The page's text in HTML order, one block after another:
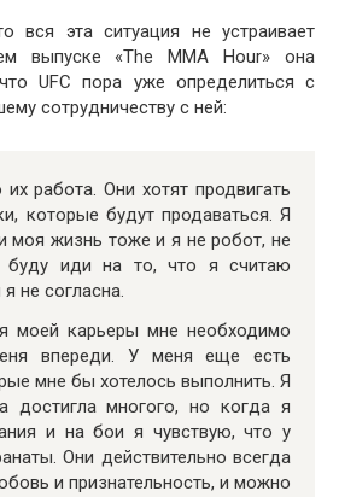
вся эта ситуация не устраивает
выпуске «The MMA Hour» она
UFC пора уже определиться с
сотрудничеству с ней:
работа. Они хотят продвигать
которые будут продаваться. Я
моя жизнь тоже и я не робот, не
буду иди на то, что я считаю
не согласна.
моей карьеры мне необходимо
впереди. У меня еще есть
мне бы хотелось выполнить. Я
достигла многого, но когда я
и на бои я чувствую, что у
Они действительно всегда
и признательность, и можно